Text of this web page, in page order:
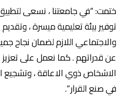
ختمت: “في جامعتنا ، نسعى
توفير بيئة تعليمية ميسرة ،
والاجتماعي اللازم لضمان نجاح
عن قدراتهم . كما نعمل على
الاشخاص ذوي الاعاقة ، وتشجيع
في صنع القرار “.